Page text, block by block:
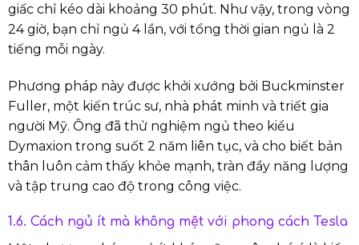
giấc chỉ kéo dài khoảng 30 phút. Như vậy, trong vòng
24 giờ, bạn chỉ ngủ 4 lần, với tổng thời gian ngủ là 2
tiếng mỗi ngày.
Phương pháp này được khởi xướng bởi Buckminster
Fuller, một kiến trúc sư, nhà phát minh và triết gia
người Mỹ. Ông đã thử nghiệm ngủ theo kiểu
Dymaxion trong suốt 2 năm liên tục, và cho biết bản
thân luôn cảm thấy khỏe mạnh, tràn đầy năng lượng
và tập trung cao độ trong công việc.
1.6. Cách ngủ ít mà không mệt với phong cách Tesla